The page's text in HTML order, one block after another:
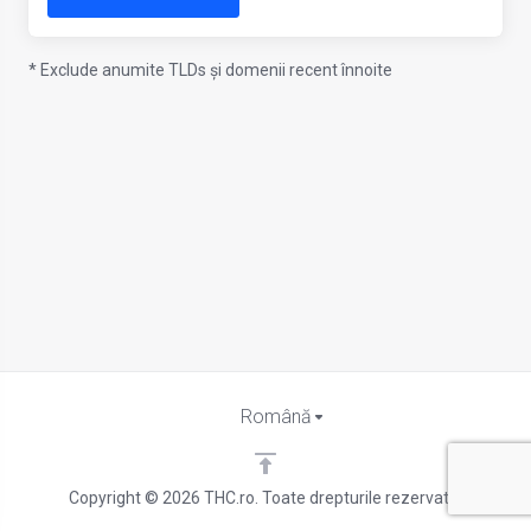
* Exclude anumite TLDs și domenii recent înnoite
Copyright © 2026 THC.ro. Toate drepturile rezervate.
Română